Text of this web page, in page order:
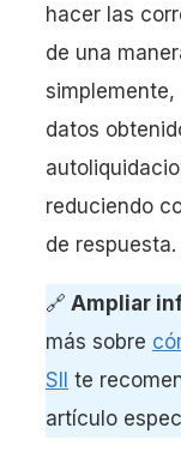
hacer las
de una
datos
reduciendo
de respuesta.
🔗 Ampliar
más sobre
SII te
artículo